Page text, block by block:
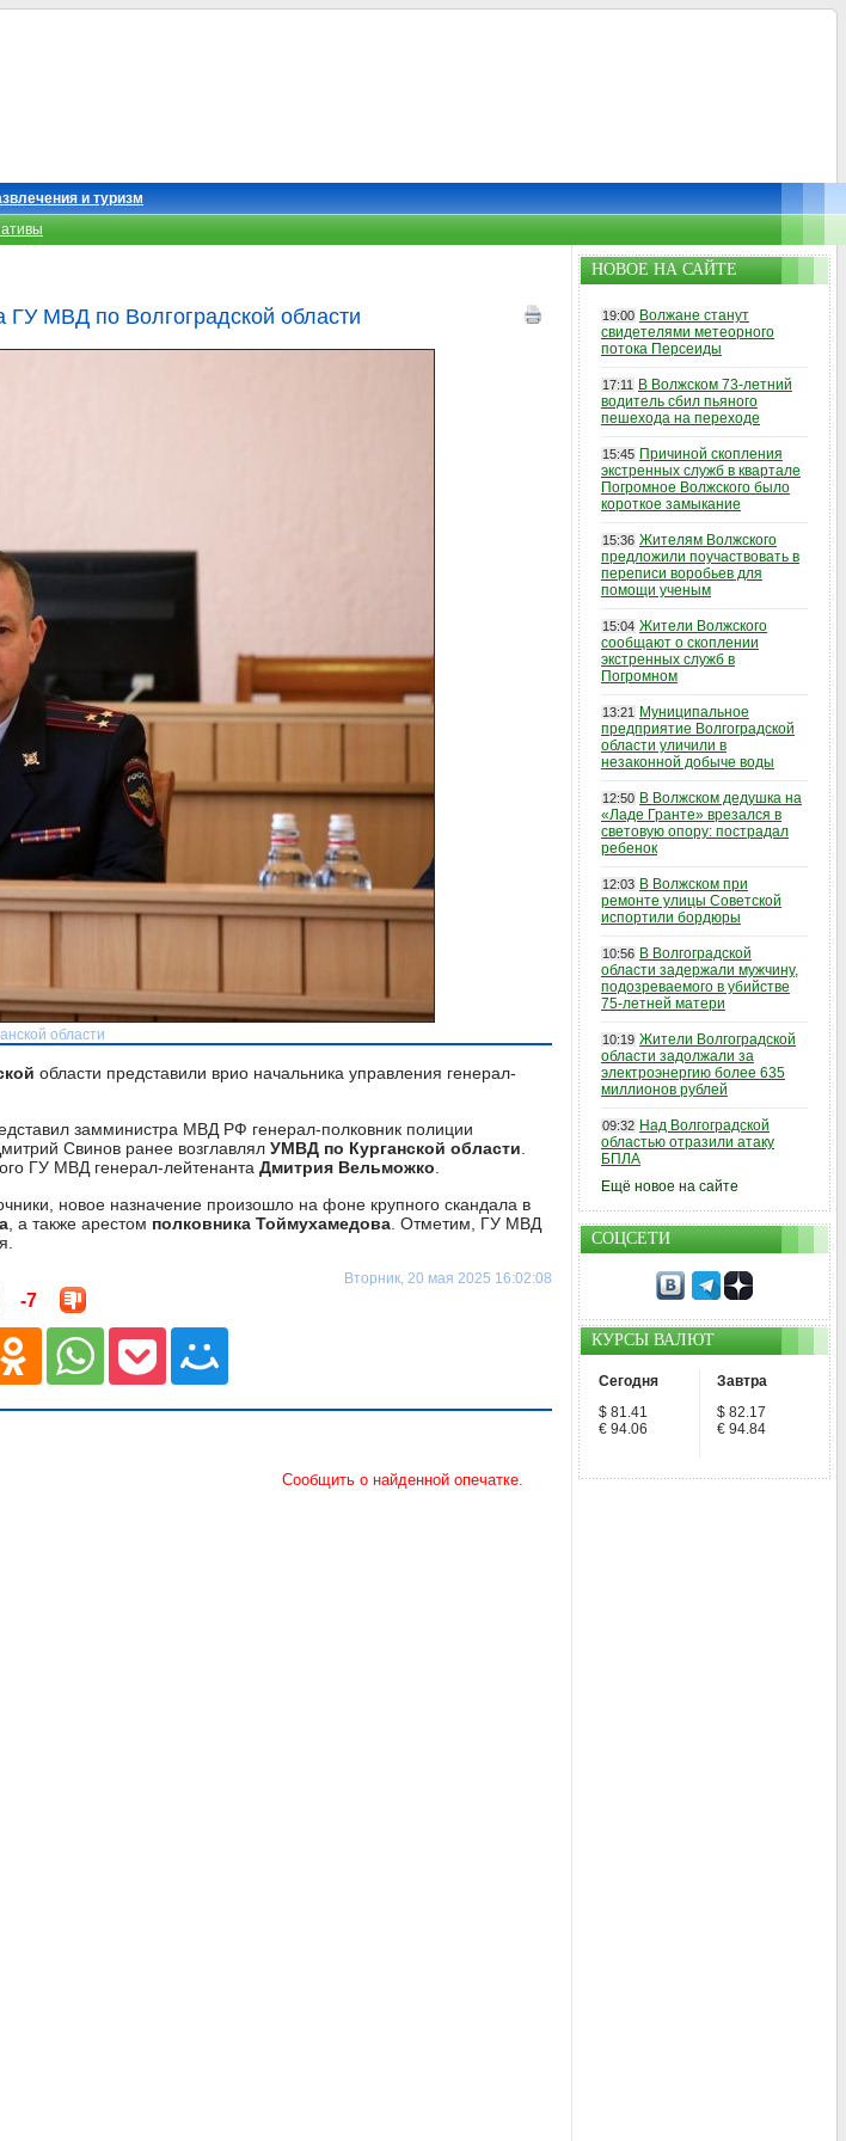
и туризм
ГУ МВД по Волгоградской области
области
области представили врио начальника управления генерал-
замминистра МВД РФ генерал-полковник полиции
Свинов ранее возглавлял УМВД по Курганской области
ГУ МВД генерал-лейтенанта Дмитрия Вельможко
новое назначение произошло на фоне крупного скандала в
, а также арестом полковника Тоймухамедова . Отметим, ГУ МВД
Вторник, 20 мая 2025 16:02:08
-7
НОВОЕ НА САЙТЕ
19:00 Волжане станут
свидетелями метеорного
потока Персеиды
17:11
В Волжском 73-летний
водитель сбил пьяного
пешехода на переходе
15:45 Причиной скопления
экстренных служб в квартале
Погромное Волжского было
короткое замыкание
15:36 Жителям Волжского
предложили поучаствовать в
переписи воробьев для
помощи ученым
15:04 Жители Волжского
сообщают о скоплении
экстренных служб в
Погромном
13:21
Муниципальное
предприятие Волгоградской
области уличили в
незаконной добыче воды
12:50 В Волжском дедушка на
«Ладе Гранте» врезался в
световую опору: пострадал
ребенок
12:03 В Волжском при
ремонте улицы Советской
испортили бордюры
10:56 В Волгоградской
области задержали мужчину,
подозреваемого в убийстве
75-летней матери
10:19 Жители Волгоградской
области задолжали за
электроэнергию более 635
миллионов рублей
09:32 Над Волгоградской
областью отразили атаку
БПЛА
Ещё новое на сайте
СОЦСЕТИ
КУРСЫ ВАЛЮТ
Сегодня
$ 81.41
€ 94.06
Завтра
$ 82.17
€ 94.84